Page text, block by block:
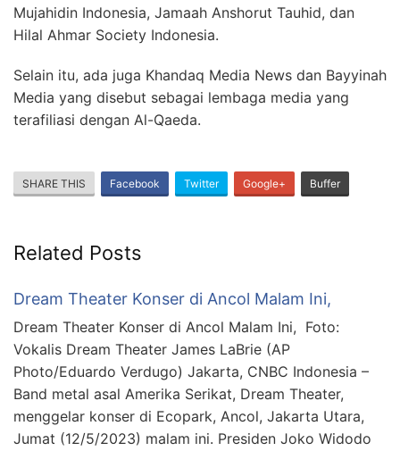
Mujahidin Indonesia, Jamaah Anshorut Tauhid, dan
Hilal Ahmar Society Indonesia.
Selain itu, ada juga Khandaq Media News dan Bayyinah
Media yang disebut sebagai lembaga media yang
terafiliasi dengan Al-Qaeda.
SHARE THIS Facebook Twitter Google+ Buffer
Related Posts
Dream Theater Konser di Ancol Malam Ini,
Dream Theater Konser di Ancol Malam Ini, Foto:
Vokalis Dream Theater James LaBrie (AP
Photo/Eduardo Verdugo) Jakarta, CNBC Indonesia –
Band metal asal Amerika Serikat, Dream Theater,
menggelar konser di Ecopark, Ancol, Jakarta Utara,
Jumat (12/5/2023) malam ini. Presiden Joko Widodo